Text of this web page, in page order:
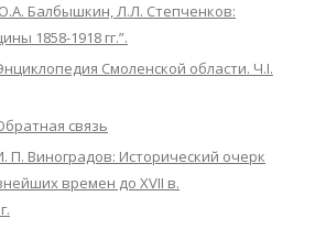
Балбышкин, Л.Л. Степченков:
1858-1918 гг.”.
Смоленской области. Ч.I.
связь
П. Виноградов: Исторический очерк
времен до XVII в.